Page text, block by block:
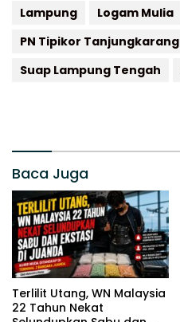
Lampung
Logam Mulia
PN Tipikor Tanjungkarang
Suap Lampung Tengah
Baca Juga
Terlilit Utang, WN Malaysia
22 Tahun Nekat